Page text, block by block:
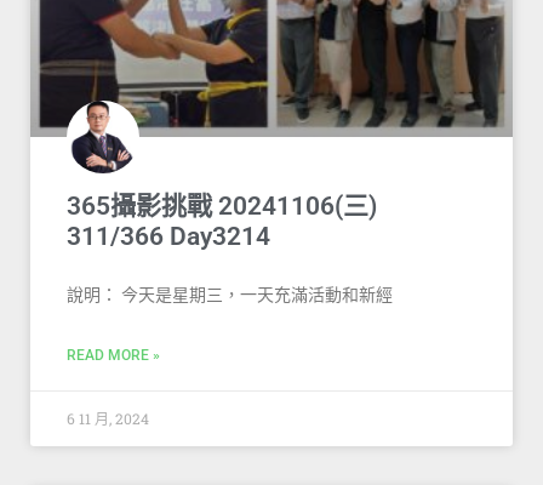
365攝影挑戰 20241106(三)
311/366 Day3214
說明： 今天是星期三，一天充滿活動和新經
READ MORE »
6 11 月, 2024